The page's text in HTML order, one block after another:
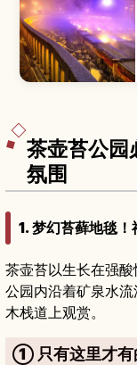
茶壶苔公园
氛围
1. 梦幻苔藓地毯
茶壶苔以生长在强酸
公园内沿着矿泉水
木栈道上观赏。
① 只有这里才有